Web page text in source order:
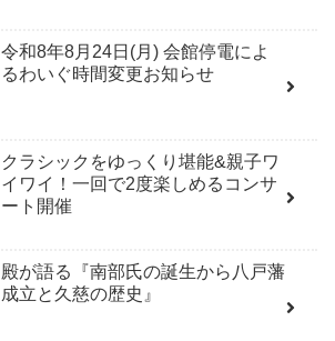
令和8年8月24日(月) 会館停電によ
るわいぐ時間変更お知らせ
クラシックをゆっくり堪能&親子ワ
イワイ！一回で2度楽しめるコンサ
ート開催
殿が語る『南部氏の誕生から八戸藩
成立と久慈の歴史』